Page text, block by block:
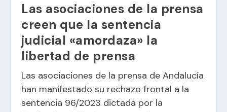
Las asociaciones de la prensa
creen que la sentencia
judicial «amordaza» la
libertad de prensa
Las asociaciones de la prensa de Andalucía
han manifestado su rechazo frontal a la
sentencia 96/2023 dictada por la